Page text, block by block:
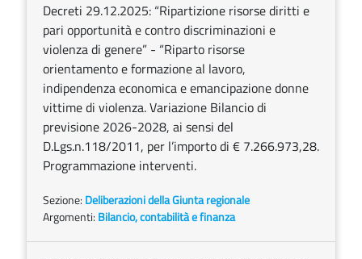
Decreti 29.12.2025: “Ripartizione risorse diritti e
pari opportunità e contro discriminazioni e
violenza di genere” - “Riparto risorse
orientamento e formazione al lavoro,
indipendenza economica e emancipazione donne
vittime di violenza. Variazione Bilancio di
previsione 2026-2028, ai sensi del
D.Lgs.n.118/2011, per l’importo di € 7.266.973,28.
Programmazione interventi.
Sezione: Deliberazioni della Giunta regionale
Argomenti: Bilancio, contabilità e finanza